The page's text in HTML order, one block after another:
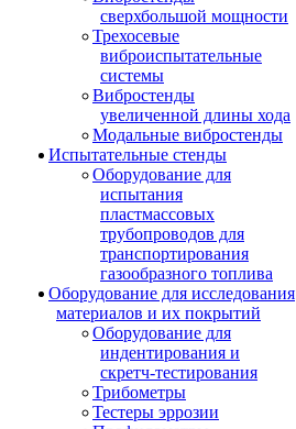
сверхбольшой мощности
Трехосевые
виброиспытательные
системы
Вибростенды
увеличенной длины хода
Модальные вибростенды
Испытательные стенды
Оборудование для
испытания
пластмассовых
трубопроводов для
транспортирования
газообразного топлива
Оборудование для исследования
материалов и их покрытий
Оборудование для
индентирования и
скретч-тестирования
Трибометры
Тестеры эррозии